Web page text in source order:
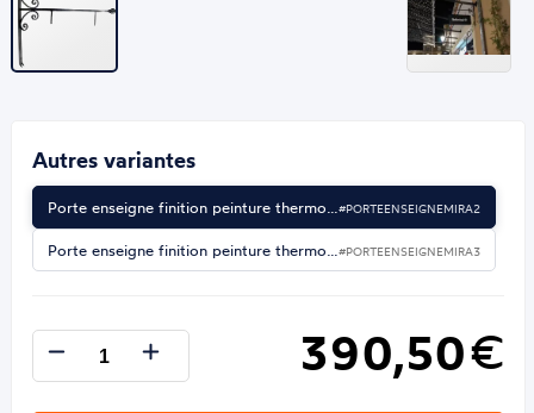
Autres variantes
Porte enseigne finition peinture thermo…#PORTEENSEIGNEMIRA2
Porte enseigne finition peinture thermo…#PORTEENSEIGNEMIRA3
390,50€